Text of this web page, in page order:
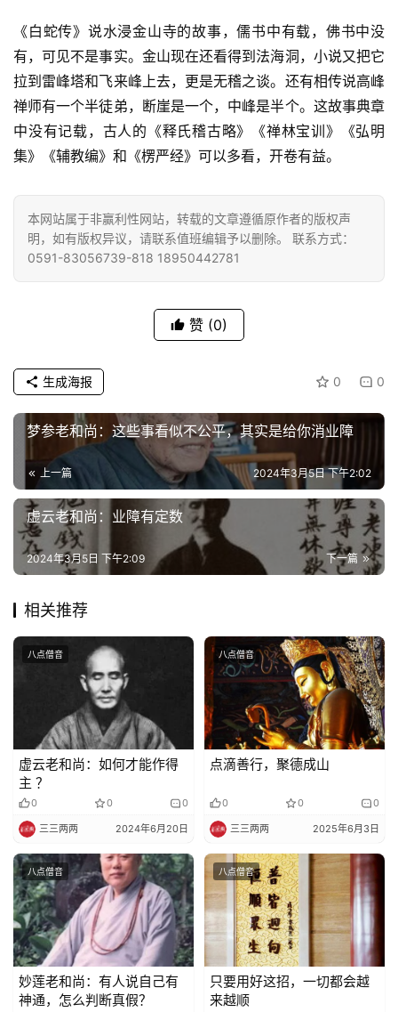
佛
教
艺
术
政
法
规
免
责
《白蛇传》说水浸金山寺的故事，儒书中有载，佛书中没
有，可见不是事实。金山现在还看得到法海洞，小说又把它
拉到雷峰塔和飞来峰上去，更是无稽之谈。还有相传说高峰
禅师有一个半徒弟，断崖是一个，中峰是半个。这故事典章
中没有记载，古人的《释氏稽古略》《禅林宝训》《弘明
集》《辅教编》和《楞严经》可以多看，开卷有益。
本网站属于非赢利性网站，转载的文章遵循原作者的版权声
明，如有版权异议，请联系值班编辑予以删除。 联系方式：
0591-83056739-818 18950442781
赞 (0)
0 0
生成海报
梦参老和尚：这些事看似不公平，其实是给你消业障
上一篇 2024年3月5日 下午2:02
虚云老和尚：业障有定数
下一篇
2024年3月5日 下午2:09
相关推荐
八点僧音
虚云老和尚：如何才能作得
主 ？
0 0 0
三三两两 2024年6月20日
八点僧音
点滴善行，聚德成山
0 0 0
三三两两 2025年6月3日
八点僧音
妙莲老和尚：有人说自己有
神通，怎么判断真假？
八点僧音
只要用好这招，一切都会越
来越顺